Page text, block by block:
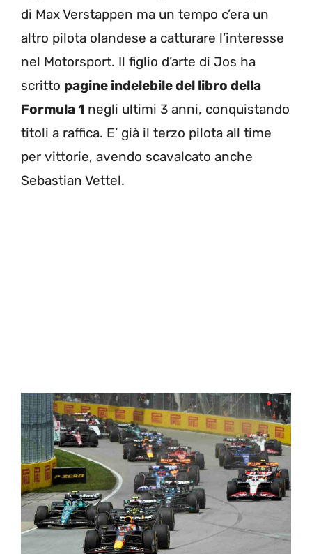
di Max Verstappen ma un tempo c’era un
altro pilota olandese a catturare l’interesse
nel Motorsport. Il figlio d’arte di Jos ha
scritto pagine indelebile del libro della
Formula 1 negli ultimi 3 anni, conquistando
titoli a raffica. E’ già il terzo pilota all time
per vittorie, avendo scavalcato anche
Sebastian Vettel.